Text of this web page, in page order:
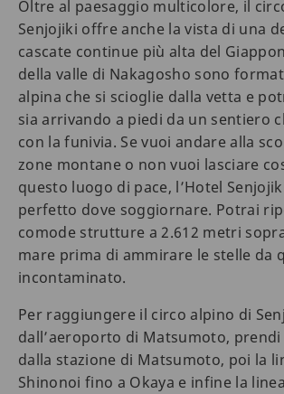
Oltre al paesaggio multicolore, il
Senjojiki offre anche la vista di una
cascate continue più alta del
della valle di Nakagosho sono
alpina che si scioglie dalla vetta e
sia arrivando a piedi da un sentiero
con la funivia. Se vuoi andare alla
zone montane o non vuoi lasciare
questo luogo di pace, l’Hotel
perfetto dove soggiornare. Potrai
comode strutture a 2.612 metri
mare prima di ammirare le stelle da
incontaminato.
Per raggiungere il circo alpino di
dall’aeroporto di Matsumoto, prendi
dalla stazione di Matsumoto, poi la
Shinonoi fino a Okaya e infine la linea